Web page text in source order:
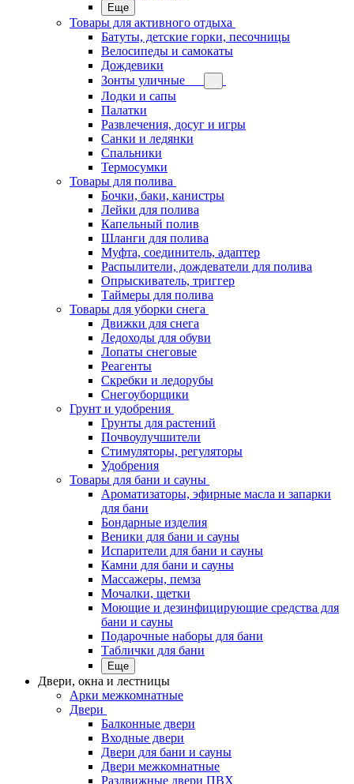
Еще
Товары для активного отдыха
Батуты, детские горки, песочницы
Велосипеды и самокаты
Дождевики
Зонты уличные
Лодки и сапы
Палатки
Развлечения, досуг и игры
Санки и ледянки
Спальники
Термосумки
Товары для полива
Бочки, баки, канистры
Лейки для полива
Капельный полив
Шланги для полива
Муфта, соединитель, адаптер
Распылители, дождеватели для полива
Опрыскиватель, триггер
Таймеры для полива
Товары для уборки снега
Движки для снега
Ледоходы для обуви
Лопаты снеговые
Реагенты
Скребки и ледорубы
Снегоуборщики
Грунт и удобрения
Грунты для растений
Почвоулучшители
Стимуляторы, регуляторы
Удобрения
Товары для бани и сауны
Ароматизаторы, эфирные масла и запарки
для бани
Бондарные изделия
Веники для бани и сауны
Испарители для бани и сауны
Камни для бани и сауны
Массажеры, пемза
Мочалки, щетки
Моющие и дезинфицирующие средства для
бани и сауны
Подарочные наборы для бани
Таблички для бани
Еще
Двери, окна и лестницы
Арки межкомнатные
Двери
Балконные двери
Входные двери
Двери для бани и сауны
Двери межкомнатные
Раздвижные двери ПВХ